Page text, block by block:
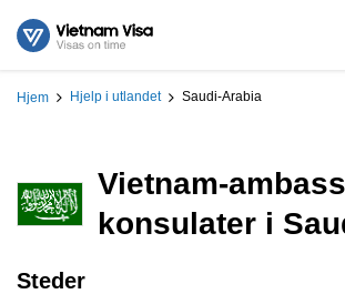
Hjem Hjelp i utlandet Saudi-Arabia
Vietnam-
konsulater i
Steder